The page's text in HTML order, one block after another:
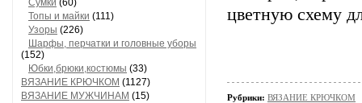
Сумки (60)
Топы и майки (111)
Узоры (226)
Шарфы, перчатки и головные уборы
(152)
Юбки,брюки,костюмы (33)
ВЯЗАНИЕ КРЮЧКОМ (1127)
ВЯЗАНИЕ МУЖЧИНАМ (15)
цветную схему
Рубрики: ВЯЗАНИЕ КРЮЧКОМ